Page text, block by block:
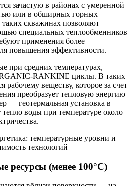
зачастую в районах с умеренной
или в обширных горных
скважинах позволяют
специальных теплообменников
применения более
повышения эффективности.
при средних температурах,
RANKINE циклы. В таких
рабочему веществу, которое за счет
преобразует тепловую энергию
— геотермальная установка в
воды при температуре около
ресурсы (менее 100°C)